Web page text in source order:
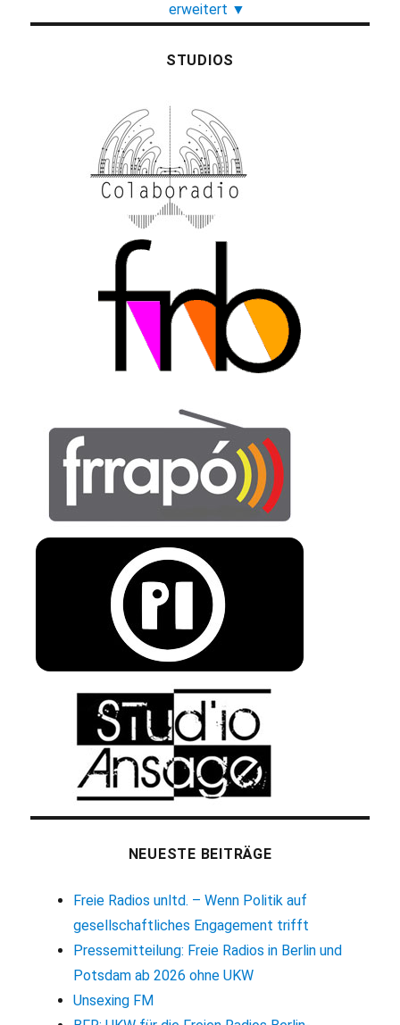
erweitert ▼
STUDIOS
NEUESTE BEITRÄGE
Freie Radios unltd. – Wenn Politik auf
gesellschaftliches Engagement trifft
Pressemitteilung: Freie Radios in Berlin und
Potsdam ab 2026 ohne UKW
Unsexing FM